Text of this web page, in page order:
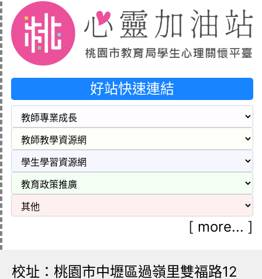
好站快速連結
[ more... ]
校址：桃園市中壢區過嶺里雙福路12